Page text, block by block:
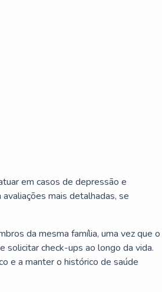
em casos de depressão e
mais detalhadas, se
da mesma família, uma vez que o
solicitar check-ups ao longo da vida.
e a manter o histórico de saúde